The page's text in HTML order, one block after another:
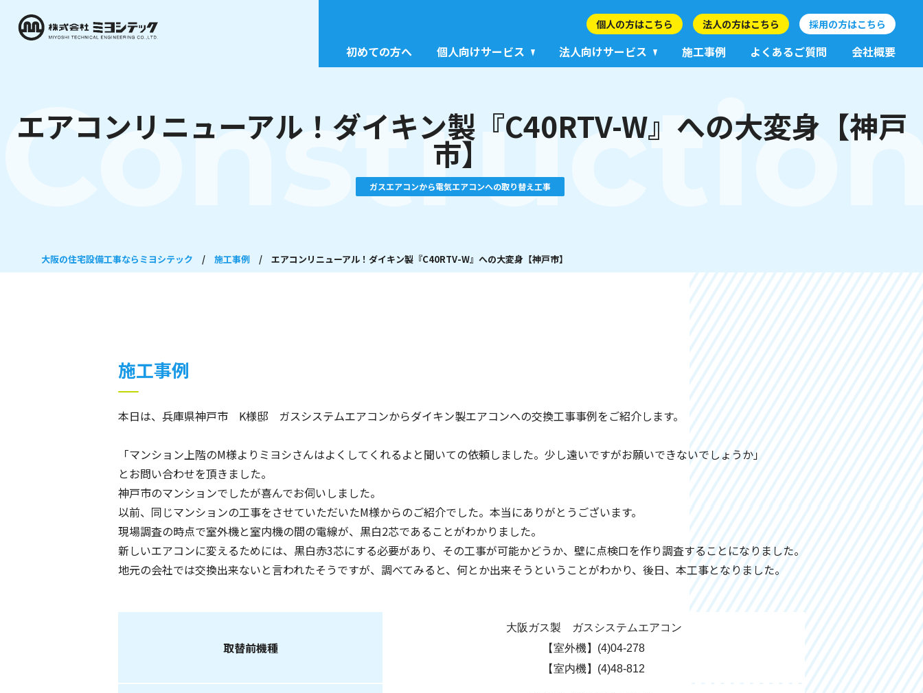
個人の方はこちら 法人の方はこちら 採用の方はこちら
初めての方へ 個人向けサービス 法人向けサービス 施工事例 よくあるご質問 会社概要
エアコンリニューアル！ダイキン製『C40RTV-W』への大変身【神戸
市】
ガスエアコンから電気エアコンへの取り替え工事
大阪の住宅設備工事ならミヨシテック / 施工事例 / エアコンリニューアル！ダイキン製『C40RTV-W』への大変身【神戸市】
施工事例
本日は、兵庫県神戸市 K様邸 ガスシステムエアコンからダイキン製エアコンへの交換工事事例をご紹介します。
「マンション上階のM様よりミヨシさんはよくしてくれるよと聞いての依頼しました。少し遠いですがお願いできないでしょうか」
とお問い合わせを頂きました。
神戸市のマンションでしたが喜んでお伺いしました。
以前、同じマンションの工事をさせていただいたM様からのご紹介でした。本当にありがとうございます。
現場調査の時点で室外機と室内機の間の電線が、黒白2芯であることがわかりました。
新しいエアコンに変えるためには、黒白赤3芯にする必要があり、その工事が可能かどうか、壁に点検口を作り調査することになりました。
地元の会社では交換出来ないと言われたそうですが、調べてみると、何とか出来そうということがわかり、後日、本工事となりました。
取替前機種
大阪ガス製 ガスシステムエアコン
【室外機】(4)04-278
【室内機】(4)48-812